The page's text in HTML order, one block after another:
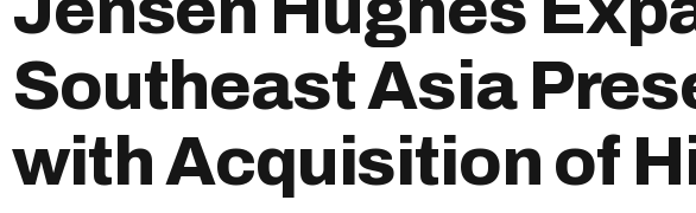
Southeast Asia
with Acquisition of